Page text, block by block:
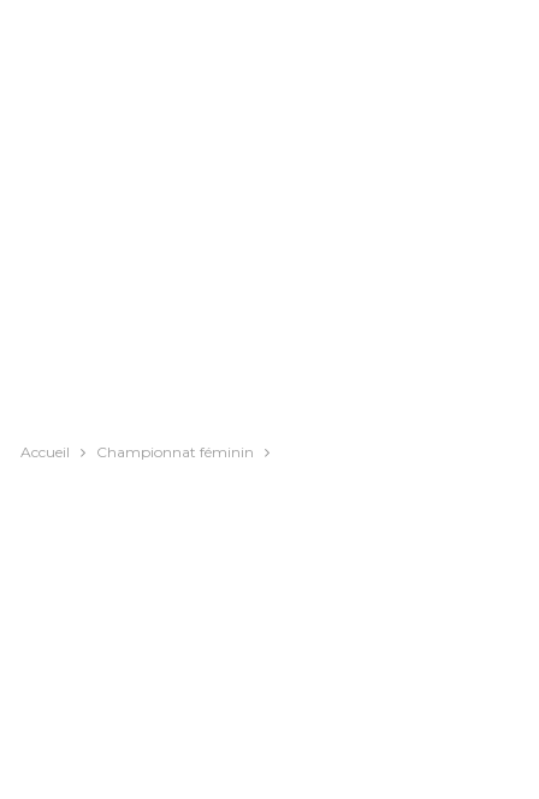
Accueil Championnat féminin